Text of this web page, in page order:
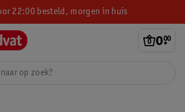
22:00 besteld, morgen in huis
0.
00